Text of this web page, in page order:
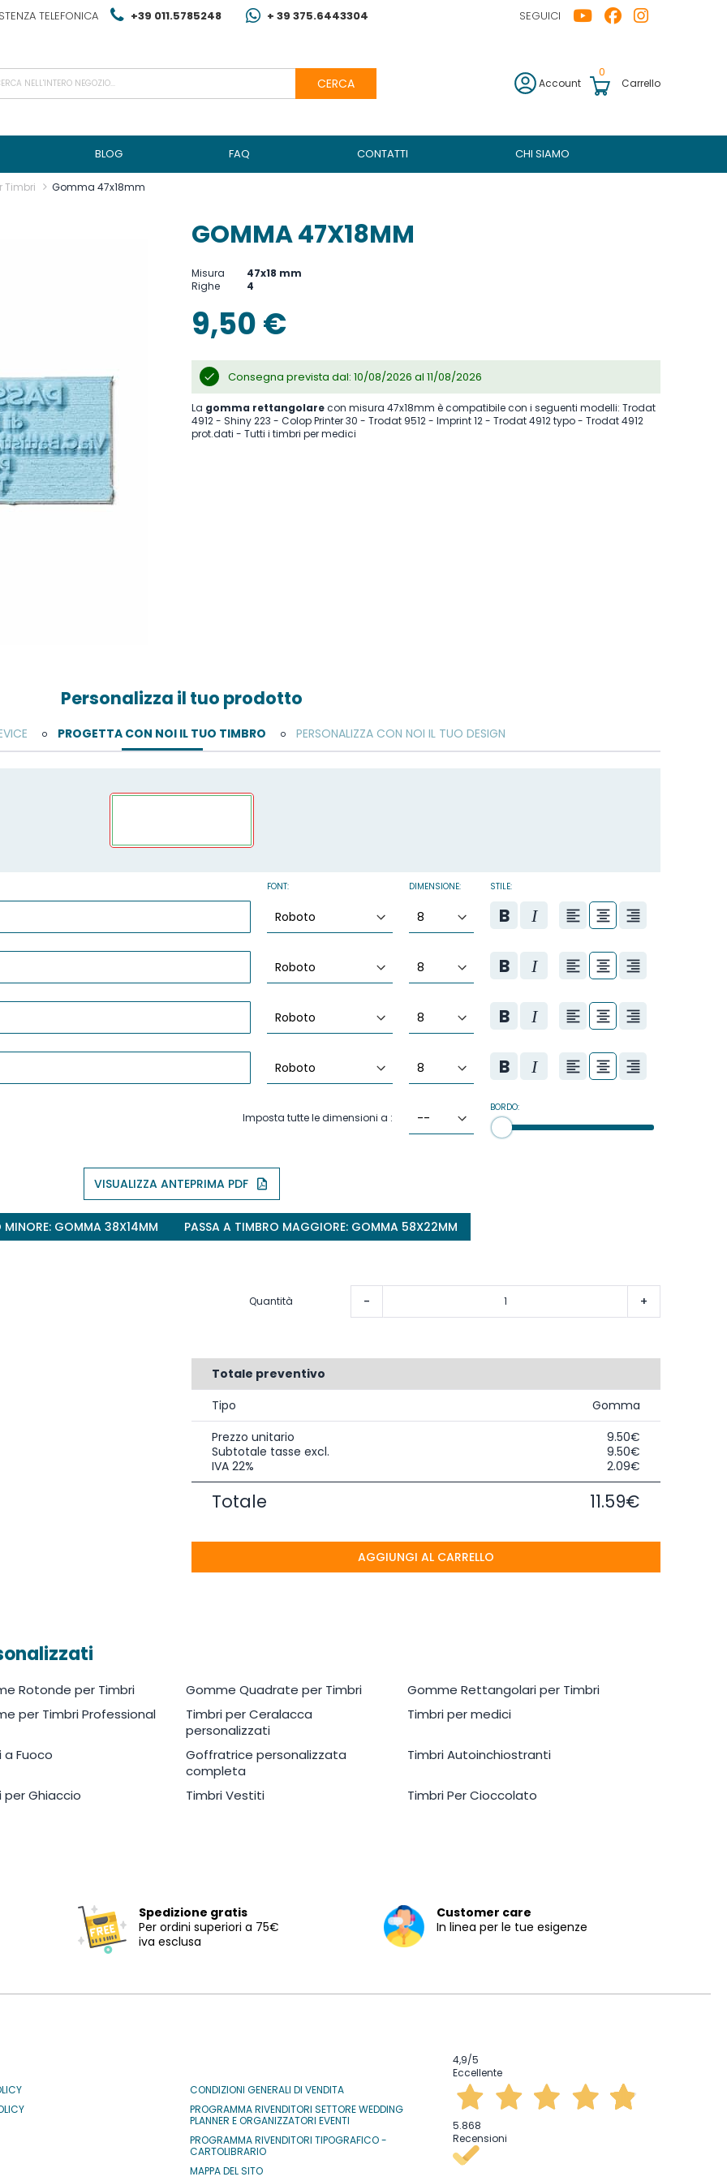
TELEFONICA +39 011.5785248 + 39 375.6443304 SEGUICI
CERCA Account Carrello
0
BLOG FAQ CONTATTI CHI SIAMO
Timbri Gomma 47x18mm
GOMMA 47X18MM
Misura
47x18 mm
Righe
4
9,50 €
Consegna prevista dal: 10/08/2026 al 11/08/2026
La gomma rettangolarecon misura 47x18mm è compatibile con i seguenti modelli: Trodat
4912 - Shiny 223 - Colop Printer 30 - Trodat 9512 - Imprint 12 - Trodat 4912 typo - Trodat 4912
prot.dati - Tutti i timbri per medici
Personalizza il tuo prodotto
o PROGETTA CON NOI IL TUO TIMBRO
FONT: DIMENSIONE: STILE:
Imposta tutte le dimensioni a :
BORDO:
VISUALIZZA ANTEPRIMA PDF
o PERSONALIZZA CON NOI IL TUO DESIGN
MINORE: GOMMA 38X14MM PASSA A TIMBRO MAGGIORE: GOMMA 58X22MM
Quantità - +
Totale preventivo
Tipo
Gomma
Prezzo unitario
9.50€
Subtotale tasse excl.
9.50€
IVA 22%
2.09€
Totale 11.59€
AGGIUNGI AL CARRELLO
Rotonde per Timbri Gomme Quadrate per Timbri
Gomme Rettangolari per Timbri
per Timbri Professional
Timbri per Ceralacca
personalizzati
Timbri per medici
a Fuoco
Goffratrice personalizzata
completa
Timbri Autoinchiostranti
per Ghiaccio Timbri Vestiti Timbri Per Cioccolato
Spedizione gratis
Per ordini superiori a 75€
iva esclusa
Customer care
In linea per le tue esigenze
CONDIZIONI GENERALI DI VENDITA
PROGRAMMA RIVENDITORI SETTORE WEDDING
PLANNER E ORGANIZZATORI EVENTI
PROGRAMMA RIVENDITORI TIPOGRAFICO -
CARTOLIBRARIO
MAPPA DEL SITO
4,9/5
Eccellente
5.868
Recensioni